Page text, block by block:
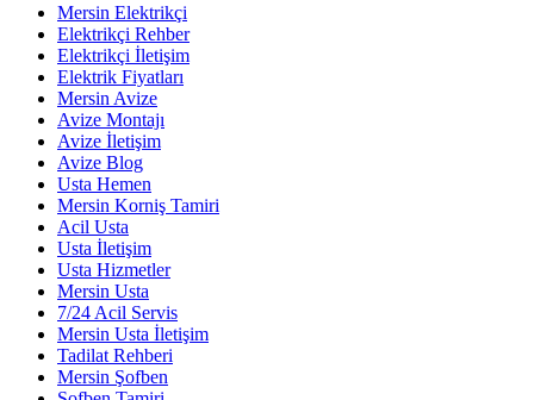
Mersin Elektrikçi
Elektrikçi Rehber
Elektrikçi İletişim
Elektrik Fiyatları
Mersin Avize
Avize Montajı
Avize İletişim
Avize Blog
Usta Hemen
Mersin Korniş Tamiri
Acil Usta
Usta İletişim
Usta Hizmetler
Mersin Usta
7/24 Acil Servis
Mersin Usta İletişim
Tadilat Rehberi
Mersin Şofben